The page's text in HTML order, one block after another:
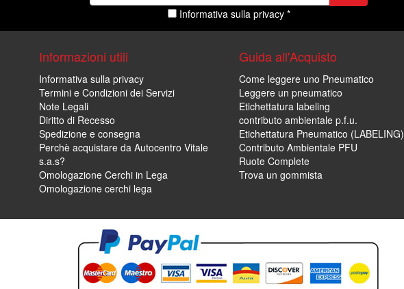
Informativa sulla privacy *
Informazioni utili
Informativa sulla privacy
Termini e Condizioni dei Servizi
Note Legali
Diritto di Recesso
Spedizione e consegna
Perchè acquistare da Autocentro Vitale
s.a.s?
Omologazione Cerchi in Lega
Omologazione cerchi lega
Guida all'Acquisto
Come leggere uno Pneumatico
Leggere un pneumatico
Etichettatura labeling
contributo ambientale p.f.u.
Etichettatura Pneumatico (LABELING)
Contributo Ambientale PFU
Ruote Complete
Trova un gommista